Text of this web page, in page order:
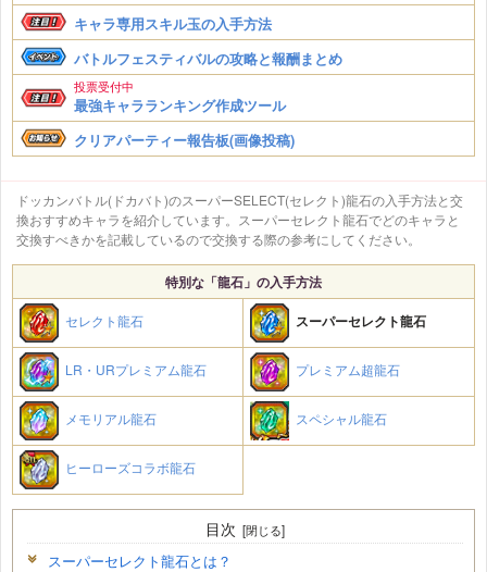
キャラ専用スキル玉の入手方法
バトルフェスティバルの攻略と報酬まとめ
投票受付中
最強キャラランキング作成ツール
クリアパーティー報告板(画像投稿)
ドッカンバトル(ドカバト)のスーパーSELECT(セレクト)龍石の入手方法と交
換おすすめキャラを紹介しています。スーパーセレクト龍石でどのキャラと
交換すべきかを記載しているので交換する際の参考にしてください。
特別な「龍石」の入手方法
セレクト龍石 スーパーセレクト龍石
LR・URプレミアム龍石 プレミアム超龍石
メモリアル龍石 スペシャル龍石
ヒーローズコラボ龍石
目次
スーパーセレクト龍石とは？